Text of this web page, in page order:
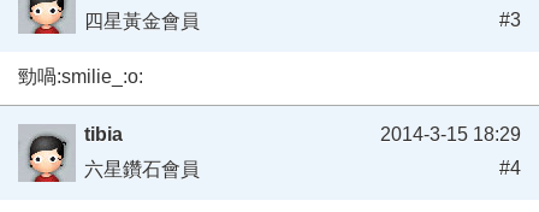
四星黃金會員
#3
勁喎:smilie_:o:
tibia
六星鑽石會員
2014-3-15 18:29
#4